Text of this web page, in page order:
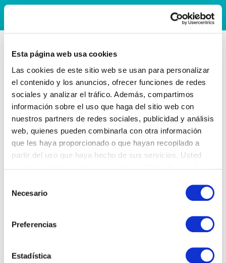
Esta página web usa cookies
Las cookies de este sitio web se usan para personalizar
el contenido y los anuncios, ofrecer funciones de redes
sociales y analizar el tráfico. Además, compartimos
información sobre el uso que haga del sitio web con
nuestros partners de redes sociales, publicidad y análisis
web, quienes pueden combinarla con otra información
que les haya proporcionado o que hayan recopilado a
partir del uso que haya hecho de sus servicios. Usted
Necesario
Preferencias
Estadística